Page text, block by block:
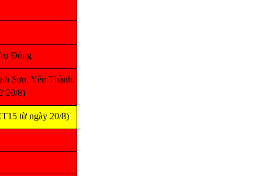
Đông
Sơn, Yên Thành,
20/8)
từ ngày 20/8)